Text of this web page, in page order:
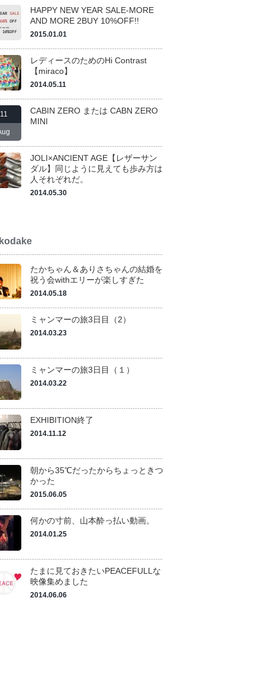
HAPPY NEW YEAR SALE-MORE
AND MORE 2BUY 10%OFF!!
2015.01.01
レディースのためのHi Contrast
【miraco】
2014.05.11
11
CABIN ZERO または CABN ZERO
MINI
JOLI×ANCIENT AGE【レザーサン
ダル】同じように見えても歩み方は
人それぞれだ。
2014.05.30
たかちゃん＆ありさちゃんの結婚を
祝う会withエリーが楽しすぎた
2014.05.18
ミャンマーの旅3日目（2）
2014.03.23
ミャンマーの旅3日目（１）
2014.03.22
EXHIBITION終了
2014.11.12
朝から35℃だったからちょっときつ
かった
2015.06.05
何かの寸前、山本酔っ払い動画。
2014.01.25
たまに見ておきたいPEACEFULLな
映像集めました
2014.06.06